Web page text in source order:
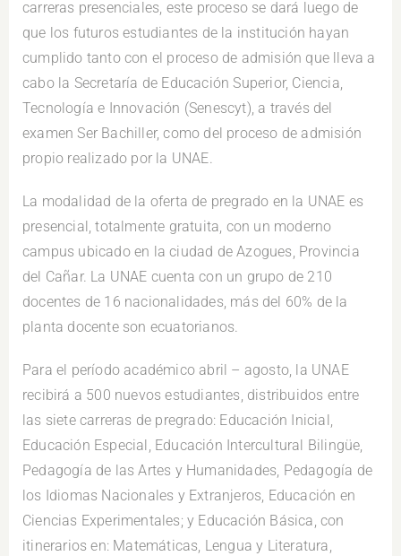
carreras presenciales, este proceso se dará luego de
que los futuros estudiantes de la institución hayan
cumplido tanto con el proceso de admisión que lleva a
cabo la Secretaría de Educación Superior, Ciencia,
Tecnología e Innovación (Senescyt), a través del
examen Ser Bachiller, como del proceso de admisión
propio realizado por la UNAE.
La modalidad de la oferta de pregrado en la UNAE es
presencial, totalmente gratuita, con un moderno
campus ubicado en la ciudad de Azogues, Provincia
del Cañar. La UNAE cuenta con un grupo de 210
docentes de 16 nacionalidades, más del 60% de la
planta docente son ecuatorianos.
Para el período académico abril – agosto, la UNAE
recibirá a 500 nuevos estudiantes, distribuidos entre
las siete carreras de pregrado: Educación Inicial,
Educación Especial, Educación Intercultural Bilingüe,
Pedagogía de las Artes y Humanidades, Pedagogía de
los Idiomas Nacionales y Extranjeros, Educación en
Ciencias Experimentales; y Educación Básica, con
itinerarios en: Matemáticas, Lengua y Literatura,